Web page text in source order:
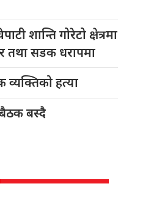
शान्ति गोरेटो क्षेत्रमा
तथा सडक धरापमा
व्यक्तिको हत्या
बैठक बस्दै